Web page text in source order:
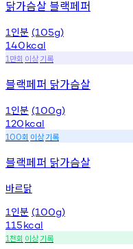
닭가슴살 블랙페퍼
1 인분 (105g)
140kcal
1 만회 이상기록
블랙페퍼 닭가슴살
1 인분 (100g)
120kcal
100회 이상기록
블랙페퍼 닭가슴살
바르닭
1 인분 (100g)
115kcal
1천회 이상기록